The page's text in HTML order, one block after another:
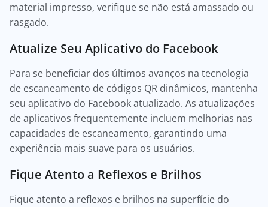
material impresso, verifique se não está amassado ou
rasgado.
Atualize Seu Aplicativo do Facebook
Para se beneficiar dos últimos avanços na tecnologia
de escaneamento de códigos QR dinâmicos, mantenha
seu aplicativo do Facebook atualizado. As atualizações
de aplicativos frequentemente incluem melhorias nas
capacidades de escaneamento, garantindo uma
experiência mais suave para os usuários.
Fique Atento a Reflexos e Brilhos
Fique atento a reflexos e brilhos na superfície do